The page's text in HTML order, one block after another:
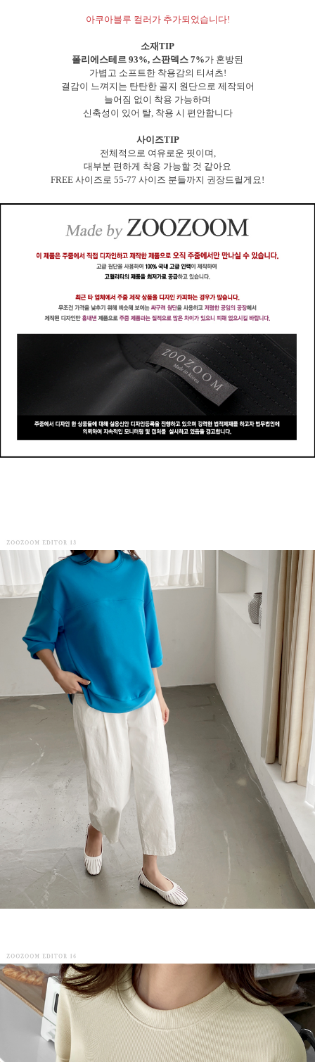
아쿠아블루 컬러가 추가되었습니다!
소재TIP
폴리에스테르 93%, 스판덱스 7%가 혼방된
가볍고 소프트한 착용감의 티셔츠!
결감이 느껴지는 탄탄한 골지 원단으로 제작되어
늘어짐 없이 착용 가능하며
신축성이 있어 탈, 착용 시 편안합니다
사이즈TIP
전체적으로 여유로운 핏이며,
대부분 편하게 착용 가능할 것 같아요
FREE 사이즈로 55-77 사이즈 분들까지 권장드릴게요!